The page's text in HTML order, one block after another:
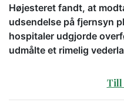
Højesteret fandt, at
udsendelse på fjernsyn
hospitaler udgjorde
udmålte et rimelig
Till